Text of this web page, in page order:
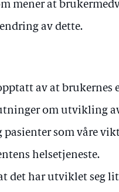
mener at
av dette.
av at
om utvikling
som våre
helsetjeneste.
at det har utviklet seg